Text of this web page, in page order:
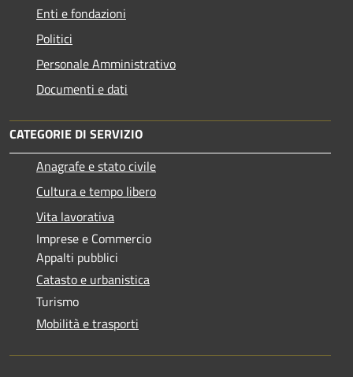
Enti e fondazioni
Politici
Personale Amministrativo
Documenti e dati
CATEGORIE DI SERVIZIO
Anagrafe e stato civile
Cultura e tempo libero
Vita lavorativa
Imprese e Commercio
Appalti pubblici
Catasto e urbanistica
Turismo
Mobilità e trasporti